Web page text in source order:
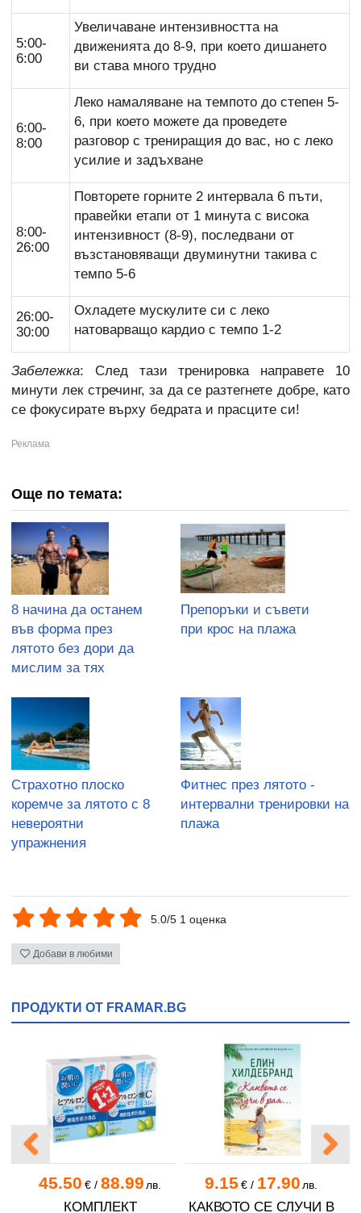
5:00-
6:00
Увеличаване интензивността на
движенията до 8-9, при което дишането
ви става много трудно
6:00-
8:00
Леко намаляване на темпото до степен 5-
6, при което можете да проведете
разговор с трениращия до вас, но с леко
усилие и задъхване
8:00-
26:00
Повторете горните 2 интервала 6 пъти,
правейки етапи от 1 минута с висока
интензивност (8-9), последвани от
възстановяващи двуминутни такива с
темпо 5-6
26:00-
30:00
Охладете мускулите си с леко
натоварващо кардио с темпо 1-2
Забележка: След тази тренировка направете 10
минути лек стречинг, за да се разтегнете добре, като
се фокусирате върху бедрата и прасците си!
Още по темата:
8 начина да останем
във форма през
лятото без дори да
мислим за тях
Препоръки и съвети
при крос на плажа
Страхотно плоско
коремче за лятото с 8
невероятни
упражнения
Фитнес през лятото -
интервални тренировки на
плажа
5.0/5 1 оценка
Добави в любими
ПРОДУКТИ ОТ FRAMAR.BG
45.50 €/ 88.99 лв.
КОМПЛЕКТ
9.15 €/ 17.90 лв.
КАКВОТО СЕ СЛУЧИ В